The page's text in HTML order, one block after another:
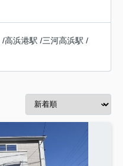
/高浜港駅 /三河高浜駅 /